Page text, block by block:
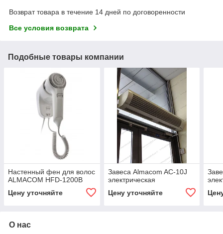
Возврат товара в течение 14 дней по договоренности
Все условия возврата
Подобные товары компании
Настенный фен для волос
ALMACOM HFD-1200B
Цену уточняйте
Завеса Almacom AC-10J
электрическая
Цену уточняйте
О нас